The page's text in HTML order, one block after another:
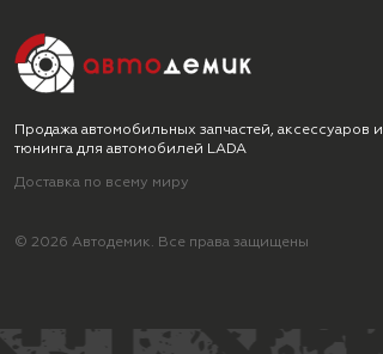
Продажа автомобильных запчастей, аксессуаров и
тюнинга для автомобилей LADA
Доставка по всему миру
© 2026 Автодемик. Все права защищены